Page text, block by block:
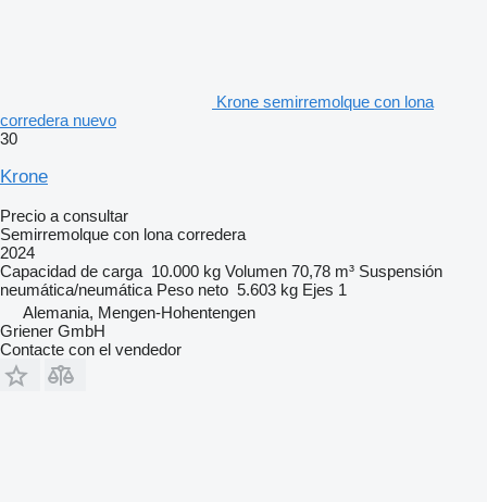
Krone semirremolque con lona
corredera nuevo
30
Krone
Precio a consultar
Semirremolque con lona corredera
2024
Capacidad de carga 10.000 kg Volumen 70,78 m³ Suspensión
neumática/neumática Peso neto 5.603 kg Ejes 1
Alemania, Mengen-Hohentengen
Griener GmbH
Contacte con el vendedor